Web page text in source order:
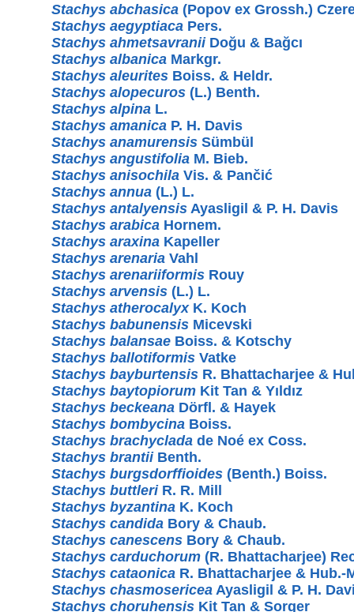
Stachys abchasica (Popov ex Grossh.)
Stachys aegyptiaca Pers.
Stachys ahmetsavraniiDoğu & Bağcı
Stachys albanica Markgr.
Stachys aleurites Boiss. & Heldr.
Stachys alopecuros (L.) Benth.
Stachys alpina L.
Stachys amanica P. H. Davis
Stachys anamurensis Sümbül
Stachys angustifolia M. Bieb.
Stachys anisochila Vis. & Pančić
Stachys annua (L.) L.
Stachys antalyensis Ayasligil & P. H. Davis
Stachys arabica Hornem.
Stachys araxina Kapeller
Stachys arenaria Vahl
Stachys arenariiformis Rouy
Stachys arvensis (L.) L.
Stachys atherocalyxK. Koch
Stachys babunensis Micevski
Stachys balansae Boiss. & Kotschy
Stachys ballotiformis Vatke
Stachys bayburtensis R. Bhattacharjee &
Stachys baytopiorum Kit Tan & Yıldız
Stachys beckeana Dörfl. & Hayek
Stachys bombycina Boiss.
Stachys brachyclada de Noé ex Coss.
Stachys brantiiBenth.
Stachys burgsdorffioides (Benth.) Boiss.
Stachys buttleriR. R. Mill
Stachys byzantina K. Koch
Stachys candida Bory & Chaub.
Stachys canescens Bory & Chaub.
Stachys carduchorum (R. Bhattacharjee)
Stachys cataonica R. Bhattacharjee & Hub.-
Stachys chasmosericea Ayasligil & P. H.
Stachys choruhensis Kit Tan & Sorger